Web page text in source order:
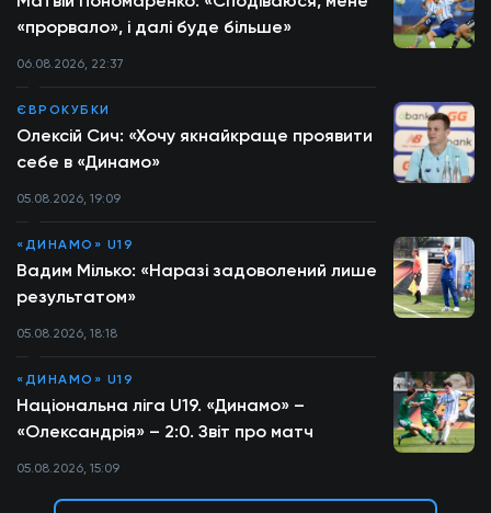
«прорвало», і далі буде більше»
06.08.2026, 22:37
ЄВРОКУБКИ
Олексій Сич: «Хочу якнайкраще проявити
себе в «Динамо»
05.08.2026, 19:09
«ДИНАМО» U19
Вадим Мілько: «Наразі задоволений лише
результатом»
05.08.2026, 18:18
«ДИНАМО» U19
Національна ліга U19. «Динамо» –
«Олександрія» – 2:0. Звіт про матч
05.08.2026, 15:09